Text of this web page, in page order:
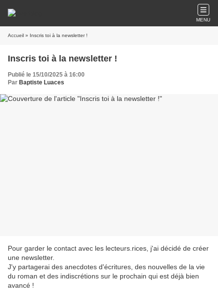
MENU
Accueil » Inscris toi à la newsletter !
Inscris toi à la newsletter !
Publié le 15/10/2025 à 16:00
Par Baptiste Luaces
Pour garder le contact avec les lecteurs.rices, j'ai décidé de créer
une newsletter.
J'y partagerai des anecdotes d'écritures, des nouvelles de la vie
du roman et des indiscrétions sur le prochain qui est déjà bien
avancé !